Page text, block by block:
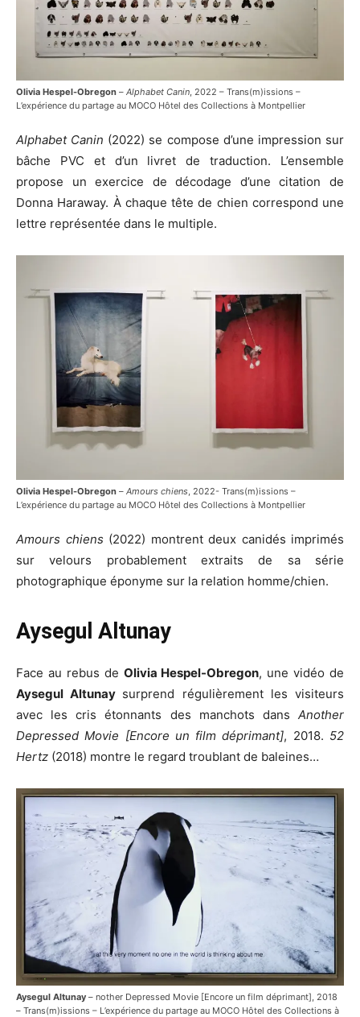
Olivia Hespel-Obregon – Alphabet Canin , 2022 – Trans(m)issions –
L’expérience du partage au MOCO Hôtel des Collections à Montpellier
Alphabet Canin (2022) se compose d’une impression sur
bâche PVC et d’un livret de traduction. L’ensemble
propose un exercice de décodage d’une citation de
Donna Haraway. À chaque tête de chien correspond une
lettre représentée dans le multiple.
Olivia Hespel-Obregon – Amours chiens, 2022- Trans(m)issions –
L’expérience du partage au MOCO Hôtel des Collections à Montpellier
Amours chiens (2022) montrent deux canidés imprimés
sur velours probablement extraits de sa série
photographique éponyme sur la relation homme/chien.
Aysegul Altunay
Face au rebus de Olivia Hespel-Obregon, une vidéo de
Aysegul Altunay surprend régulièrement les visiteurs
avec les cris étonnants des manchots dans Another
Depressed Movie [Encore un film déprimant], 2018. 52
Hertz (2018) montre le regard troublant de baleines…
Aysegul Altunay – nother Depressed Movie [Encore un film déprimant], 2018
– Trans(m)issions – L’expérience du partage au MOCO Hôtel des Collections à